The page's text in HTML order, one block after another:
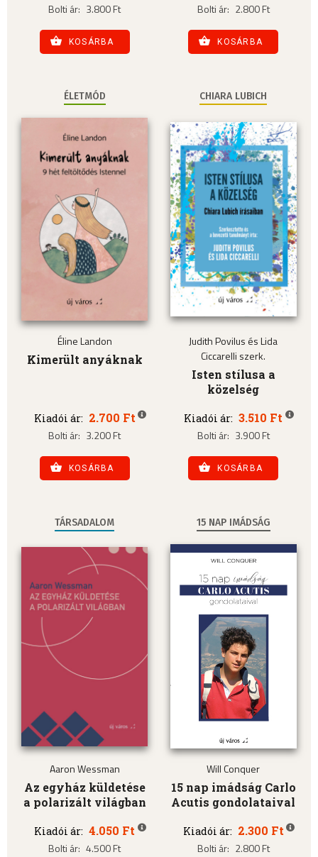
Bolti ár: 3.800 Ft
KOSÁRBA
Bolti ár: 2.800 Ft
KOSÁRBA
ÉLETMÓD
Éline Landon
Kimerült anyáknak
Kiadói ár: 2.700 Ft
Bolti ár: 3.200 Ft
KOSÁRBA
CHIARA LUBICH
Judith Povilus és Lida
Ciccarelli szerk.
Isten stílusa a
közelség
Kiadói ár: 3.510 Ft
Bolti ár: 3.900 Ft
KOSÁRBA
TÁRSADALOM
Aaron Wessman
Az egyház küldetése
a polarizált világban
Kiadói ár: 4.050 Ft
Bolti ár: 4.500 Ft
15 NAP IMÁDSÁG
Will Conquer
15 nap imádság Carlo
Acutis gondolataival
Kiadói ár: 2.300 Ft
Bolti ár: 2.800 Ft